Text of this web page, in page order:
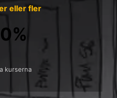
eller fler
kurserna